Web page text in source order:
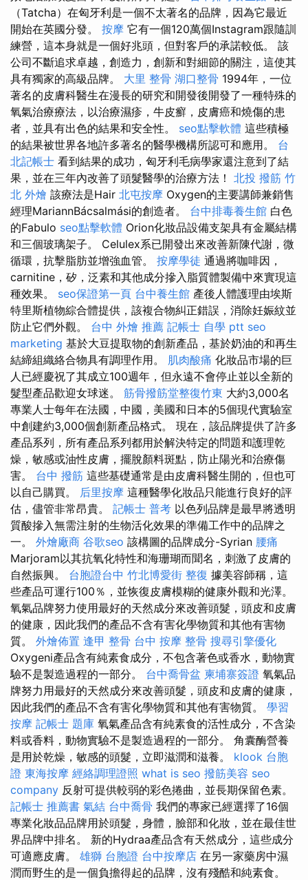
（Tatcha）在匈牙利是一個不太著名的品牌，因為它最近
開始在英國分發。 按摩 它有一個120萬個Instagram跟隨訓
練營，這本身就是一個好兆頭，但對客戶的承諾較低。 該
公司不斷追求卓越，創造力，創新和對細節的關注，這使其
具有獨家的高級品牌。 大里 整骨 湖口整骨 1994年，一位
著名的皮膚科醫生在漫長的研究和開發後開發了一種特殊的
氧氣治療療法，以治療濕疹，牛皮癬，皮膚癌和燒傷的患
者，並具有出色的結果和安全性。 seo點擊軟體 這些積極
的結果被世界各地許多著名的醫學機構所認可和應用。 台
北記帳士 看到結果的成功，匈牙利毛病學家還注意到了結
果，並在三年內改善了頭髮醫學的治療方法！ 北投 撥筋 竹
北 外燴 該療法是Hair 北屯按摩 Oxygen的主要講師兼銷售
經理MariannBácsalmási的創造者。 台中排毒養生館 白色
的Fabulo seo點擊軟體 Orion化妝品設備支架具有金屬結構
和三個玻璃架子。 Celulex系已開發出來改善新陳代謝，微
循環，抗擊脂肪並增強血管。 按摩學徒 通過將咖啡因，​​
carnitine，矽，泛素和其他成分摻入脂質體製備中來實現這
種效果。 seo保證第一頁 台中養生館 產後人體護理由埃斯
特里斯植物綜合體提供，該複合物糾正錯誤，消除妊娠紋並
防止它們外觀。 台中 外燴 推薦 記帳士 自學 ptt seo
marketing 基於大豆提取物的創新產品，基於奶油的和再生
結締組織絡合物具有調理作用。 肌肉酸痛 化妝品市場的巨
人已經慶祝了其成立100週年，但永遠不會停止並以全新的
髮型產品歡迎女球迷。 筋骨撥筋堂整復竹東 大約3,000名
專業人士每年在法國，中國，美國和日本的5個現代實驗室
中創建約3,000個創新產品格式。 現在，該品牌提供了許多
產品系列，所有產品系列都用於解決特定的問題和護理乾
燥，敏感或油性皮膚，擺脫顏料斑點，防止陽光和治療傷
害。 台中 撥筋 這些基礎通常是由皮膚科醫生開的，但也可
以自己購買。 后里按摩 這種醫學化妝品只能進行良好的評
估，儘管非常昂貴。 記帳士 普考 以色列品牌是最早將透明
質酸摻入無需注射的生物活化效果的準備工作中的品牌之
一。 外燴廠商 谷歌seo 該構圖的品牌成分-Syrian 腰痛
Marjoram以其抗氧化特性和海珊瑚而聞名，刺激了皮膚的
自然振興。 台胞證台中 竹北博愛街 整復 據美容師稱，這
些產品可運行100％，並恢復皮膚模糊的健康外觀和光澤。
氧氣品牌努力使用最好的天然成分來改善頭髮，頭皮和皮膚
的健康，因此我們的產品不含有害化學物質和其他有害物
質。 外燴佈置 逢甲 整骨 台中 按摩 整骨 搜尋引擎優化
Oxygeni產品含有純素食成分，不包含著色或香水，動物實
驗不是製造過程的一部分。 台中喬骨盆 柬埔寨簽證 氧氣品
牌努力用最好的天然成分來改善頭髮，頭皮和皮膚的健康，
因此我們的產品不含有害化學物質和其他有害物質。 學習
按摩 記帳士 題庫 氧氣產品含有純素食的活性成分，不含染
料或香料，動物實驗不是製造過程的一部分。 角囊酶營養
是用於乾燥，敏感的頭髮，立即滋潤和滋養。 klook 台胞
證 東海按摩 經絡調理證照 what is seo 撥筋美容 seo
company 反射可提供較弱的彩色捲曲，並長期保留色素。
記帳士 推薦書 氣結 台中喬骨 我們的專家已經選擇了16個
專業化妝品品牌用於頭髮，身體，臉部和化妝，並在最佳世
界品牌中排名。 新的Hydraa產品含有天然成分，這些成分
可適應皮膚。 雄獅 台胞證 台中按摩店 在另一家藥房中濕
潤而野生的是一個負擔得起的品牌，沒有殘酷和純素食。